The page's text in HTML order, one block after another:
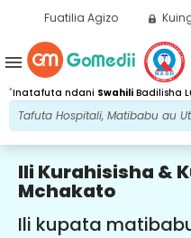
Fuatilia Agizo
*Inatafuta ndani Swahili Badilisha
menu
Ili Kurahisisha &
Mchakato
Ili kupata